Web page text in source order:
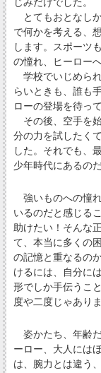
とてもおとなし
で何かを考える、
します。スポーツ
の憧れ、ヒーロー
学校でいじめら
らいときも、誰も
ローの登場を待っ
その後、空手を
分の力を試したく
した。それでも、
少年時代にあるの
強いものへの憧
いるのだと感じる
助けたい！そんな
て、本当に多くの
の記憶と重なるの
けるには、自分に
形でしか手伝うこ
度や二度じゃありま
姿かたち、年齢
ーロー、大人には
は、腕力とは違う